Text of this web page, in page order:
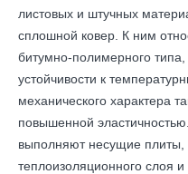
листовых и штучных
сплошной ковер. К ним
битумно-полимерного
устойчивости к
механического характера
повышенной
выполняют несущие плиты,
теплоизоляционного слоя